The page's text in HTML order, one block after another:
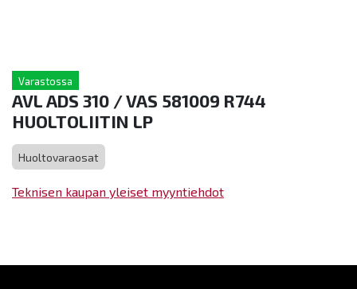
Varastossa
AVL ADS 310 / VAS 581009 R744
HUOLTOLIITIN LP
Huoltovaraosat
Teknisen kaupan yleiset myyntiehdot